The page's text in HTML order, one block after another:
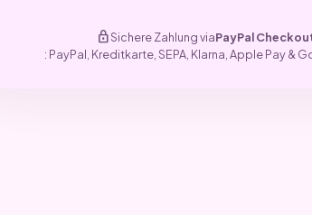
lockSichere Zahlung viaPayPal
: PayPal, Kreditkarte, SEPA, Klarna, Apple Pay &